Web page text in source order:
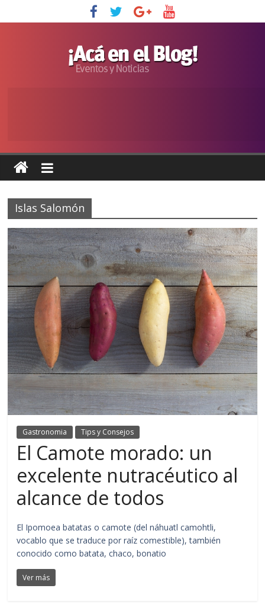
Islas Salomón
Gastronomia Tips y Consejos
El Camote morado: un
excelente nutracéutico al
alcance de todos
El Ipomoea batatas o camote (del náhuatl camohtli,
vocablo que se traduce por raíz comestible), también
conocido como batata, chaco, bonatio
Ver más